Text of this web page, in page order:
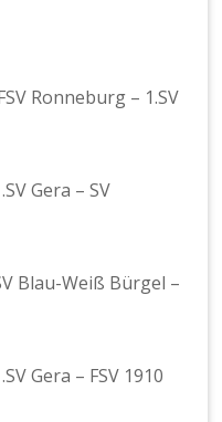
Ronneburg – 1.SV
Gera – SV
Blau-Weiß Bürgel –
Gera – FSV 1910